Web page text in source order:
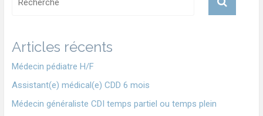
Articles récents
Médecin pédiatre H/F
Assistant(e) médical(e) CDD 6 mois
Médecin généraliste CDI temps partiel ou temps plein